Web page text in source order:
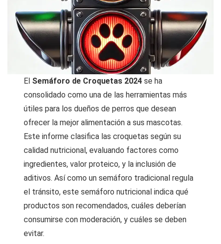
El Semáforo de Croquetas 2024 se ha
consolidado como una de las herramientas más
útiles para los dueños de perros que desean
ofrecer la mejor alimentación a sus mascotas.
Este informe clasifica las croquetas según su
calidad nutricional, evaluando factores como
ingredientes, valor proteico, y la inclusión de
aditivos. Así como un semáforo tradicional regula
el tránsito, este semáforo nutricional indica qué
productos son recomendados, cuáles deberían
consumirse con moderación, y cuáles se deben
evitar.